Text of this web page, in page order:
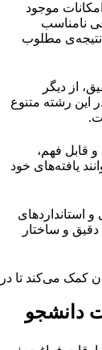
موجود
نامناسب
مطلوب
از دیگر
رشته متنوع
و قابل فهم،
یافته‌های خود
استانداردهای
و ساختار
کمک می‌کند تا در
دانشجو